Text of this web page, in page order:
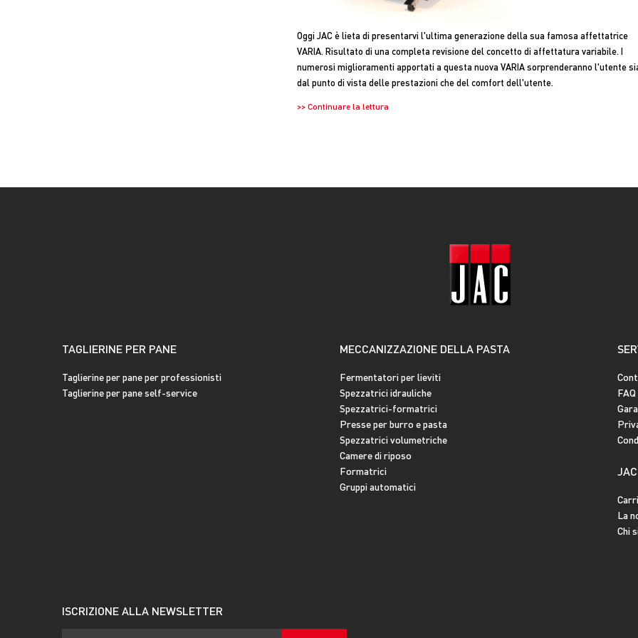
Oggi JAC è lieta di presentarvi l'ultima generazione della sua famosa affettatrice
VARIA. Risultato di una completa revisione del concetto di affettatura variabile. I
numerosi miglioramenti apportati a questa nuova VARIA sorprenderanno l'utente
dal punto di vista delle prestazioni che del comfort dell'utente.
>> Continuare la lettura
ISCRIZIONE ALLA NEWSLETTER
TAGLIERINE PER PANE
Taglierine per pane per professionisti
Taglierine per pane self-service
MECCANIZZAZIONE DELLA PASTA
Fermentatori per lieviti
Spezzatrici idrauliche
Spezzatrici-formatrici
Presse per burro e pasta
Spezzatrici volumetriche
Camere di riposo
Formatrici
Gruppi automatici
FAQ
JAC
La
Chi